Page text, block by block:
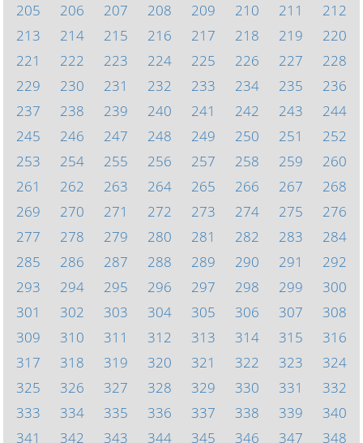
205
206 207 208 209 210 211
212
213
214 215 216 217 218 219
220
221
222 223 224 225 226 227
228
229
230 231 232 233 234 235
236
237
238 239 240 241 242 243
244
245
246 247 248 249 250 251
252
253
254 255 256 257 258 259
260
261
262 263 264 265 266 267
268
269
270 271 272 273 274 275
276
277
278 279 280 281 282 283
284
285
286 287 288 289 290 291
292
293
294 295 296 297 298 299
300
301
302 303 304 305 306 307
308
309
310 311 312 313 314 315
316
317
318 319 320 321 322 323
324
325
326 327 328 329 330 331
332
333
334 335 336 337 338 339
340
341
342 343 344 345 346 347 348